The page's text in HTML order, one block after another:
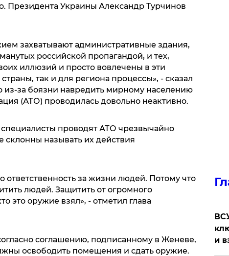
Президента Украины Александр Турчинов
захватывают административные здания,
российской пропагандой, и тех,
иллюзий и просто вовлечены в эти
так и для региона процессы», - сказал
из-за боязни навредить мирному населению
(АТО) проводилась довольно неактивно.
проводят АТО чрезвычайно
склонны называть их действия
ответственность за жизни людей. Потому что
людей. Защитить от огромного
это оружие взял», - отметил глава
соглашению, подписанному в Женеве,
освободить помещения и сдать оружие.
и